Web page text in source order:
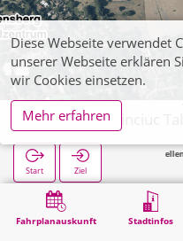
Fahrplanauskunft Stadtinfos
Start Ziel
Mobilität Aachen,
Diese Webseite verwendet
unserer Webseite erklären
wir Cookies einsetzen.
Mehr erfahren